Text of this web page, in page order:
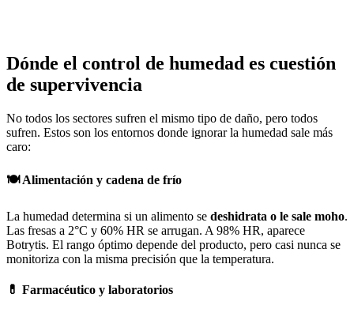
Dónde el control de humedad es cuestión
de supervivencia
No todos los sectores sufren el mismo tipo de daño, pero todos
sufren. Estos son los entornos donde ignorar la humedad sale más
caro:
🍽️ Alimentación y cadena de frío
La humedad determina si un alimento se deshidrata o le sale moho.
Las fresas a 2°C y 60% HR se arrugan. A 98% HR, aparece
Botrytis. El rango óptimo depende del producto, pero casi nunca se
monitoriza con la misma precisión que la temperatura.
💊 Farmacéutico y laboratorios